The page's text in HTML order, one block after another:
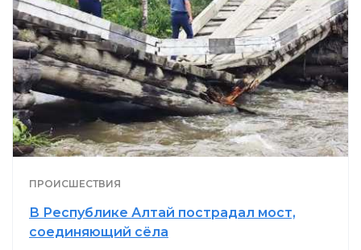
ПРОИСШЕСТВИЯ
В Республике Алтай пострадал мост,
соединяющий сёла